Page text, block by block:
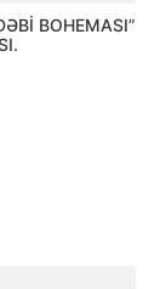
BOHEMASI”